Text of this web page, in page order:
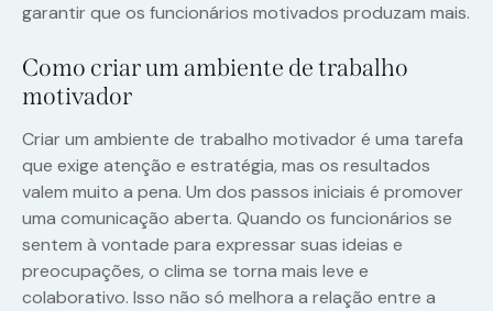
garantir que os funcionários motivados produzam mais.
Como criar um ambiente de trabalho
motivador
Criar um ambiente de trabalho motivador é uma tarefa
que exige atenção e estratégia, mas os resultados
valem muito a pena. Um dos passos iniciais é promover
uma comunicação aberta. Quando os funcionários se
sentem à vontade para expressar suas ideias e
preocupações, o clima se torna mais leve e
colaborativo. Isso não só melhora a relação entre a